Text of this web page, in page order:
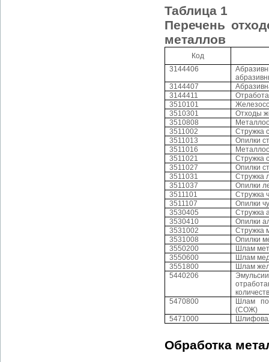
Таблица 1
Перечень
металлов
Код
3144406
3144407
3144411
3510101
3510301
Отходы
3510808
3511002
Стружка
3511013
Опилки
3511016
3511021
Стружка
3511027
Опилки
3511031
Стружка
3511037
Опилки
3511101
Стружка
3511107
Опилки
3530405
Стружка
3530410
Опилки
3531002
Стружка
3531008
Опилки
3550200
Шлам
3550600
Шлам
3551800
Шлам
5440206
5470800
Шлам
(СОЖ)
5471000
Обработка